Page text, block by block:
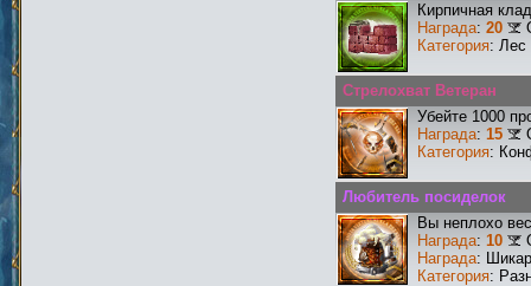
Кирпичная
Награда: 20
Категория: Лес
Стрелохват Ветеран
Убейте 1000
Награда: 15
Категория:
Любитель посиделок
Вы неплохо
Награда: 10
Награда:
Категория: